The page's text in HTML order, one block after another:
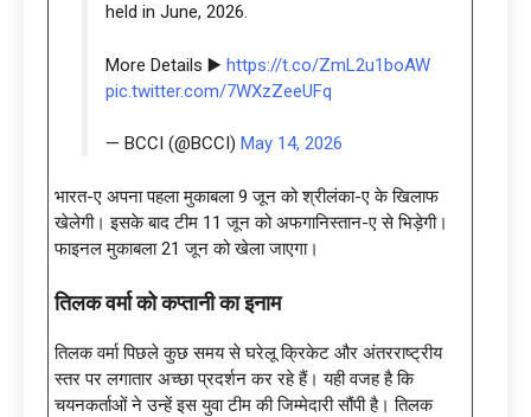
held in June, 2026.
More Details ▶️ https://t.co/ZmL2u1boAW
pic.twitter.com/7WXzZeeUFq
— BCCI (@BCCI) May 14, 2026
भारत-ए अपना पहला मुकाबला 9 जून को श्रीलंका-ए के खिलाफ
खेलेगी। इसके बाद टीम 11 जून को अफगानिस्तान-ए से भिड़ेगी।
फाइनल मुकाबला 21 जून को खेला जाएगा।
तिलक वर्मा को कप्तानी का इनाम
तिलक वर्मा पिछले कुछ समय से घरेलू क्रिकेट और अंतरराष्ट्रीय
स्तर पर लगातार अच्छा प्रदर्शन कर रहे हैं। यही वजह है कि
चयनकर्ताओं ने उन्हें इस युवा टीम की जिम्मेदारी सौंपी है। तिलक